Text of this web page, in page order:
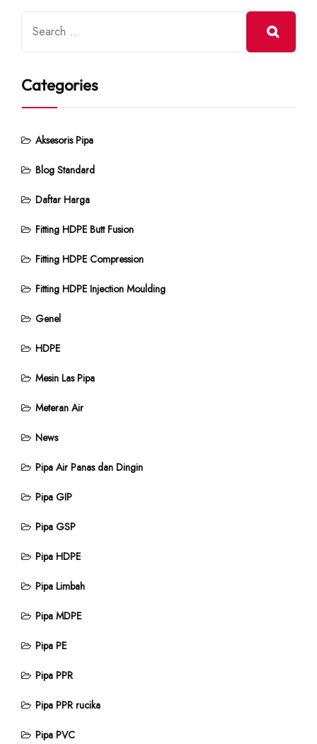
Categories
Aksesoris Pipa
Blog Standard
Daftar Harga
Fitting HDPE Butt Fusion
Fitting HDPE Compression
Fitting HDPE Injection Moulding
Genel
HDPE
Mesin Las Pipa
Meteran Air
News
Pipa Air Panas dan Dingin
Pipa GIP
Pipa GSP
Pipa HDPE
Pipa Limbah
Pipa MDPE
Pipa PE
Pipa PPR
Pipa PPR rucika
Pipa PVC